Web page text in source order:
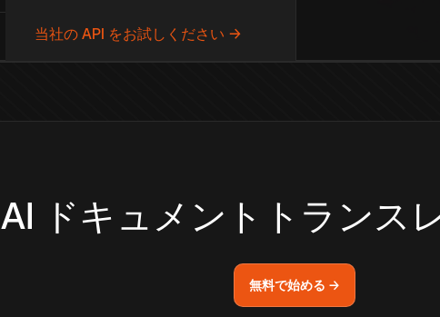
当社の API をお試しください →
ドキュメントトランス
無料で始める →